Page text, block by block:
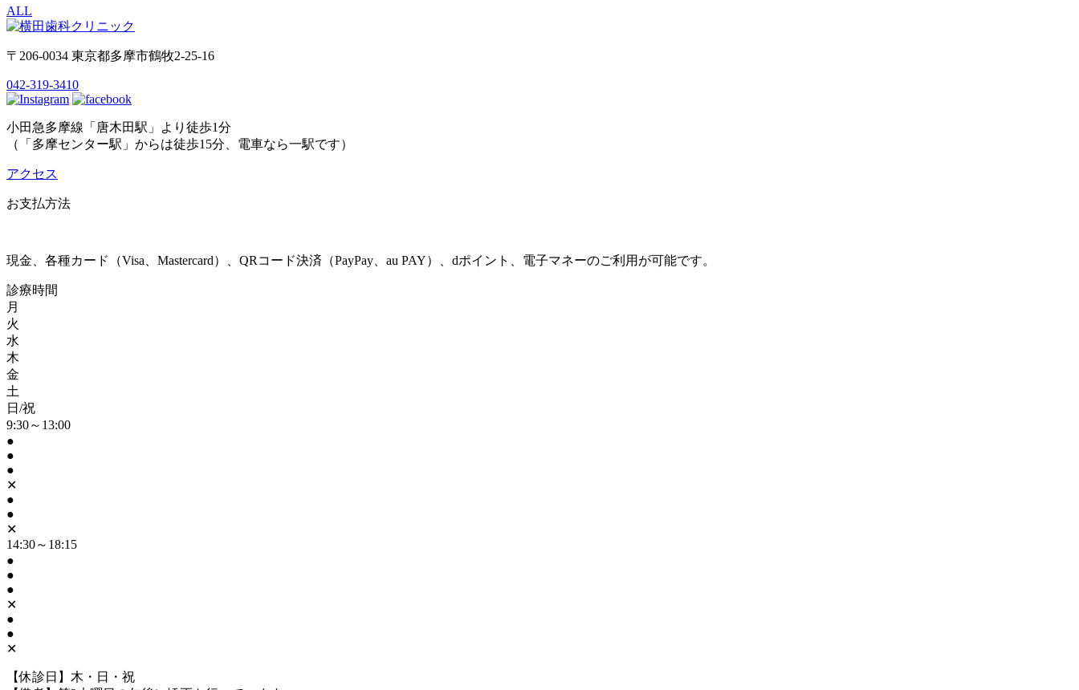
ALL
〒206-0034 東京都多摩市鶴牧2-25-16
042-319-3410
小田急多摩線「唐木田駅」より徒歩1分
（「多摩センター駅」からは徒歩15分、電車なら一駅です）
アクセス
お支払方法
現金、各種カード（Visa、Mastercard）、QRコード決済（PayPay、au PAY）、dポイント、電子マネーのご利用が可能です。
診療時間
月
火
水
木
金
土
日/祝
9:30～13:00
●
●
●
✕
●
●
✕
14:30～18:15
●
●
●
✕
●
●
✕
【休診日】木・日・祝